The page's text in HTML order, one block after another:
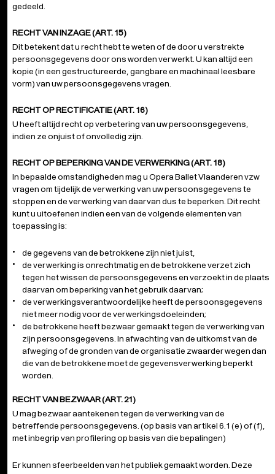
gedeeld.
RECHT VAN INZAGE (ART. 15)
Dit betekent dat u recht hebt te weten of de door u verstrekte
persoonsgegevens door ons worden verwerkt. U kan altijd een
kopie (in een gestructureerde, gangbare en machinaal leesbare
vorm) van uw persoonsgegevens vragen.
RECHT OP RECTIFICATIE (ART. 16)
U heeft altijd recht op verbetering van uw persoonsgegevens,
indien ze onjuist of onvolledig zijn.
RECHT OP BEPERKING VAN DE VERWERKING (ART. 18)
In bepaalde omstandigheden mag u Opera Ballet Vlaanderen vzw
vragen om tijdelijk de verwerking van uw persoonsgegevens te
stoppen en de verwerking van daarvan dus te beperken. Dit recht
kunt u uitoefenen indien een van de volgende elementen van
toepassing is:
de gegevens van de betrokkene zijn niet juist,
de verwerking is onrechtmatig en de betrokkene verzet zich
tegen het wissen de persoonsgegevens en verzoekt in de plaats
daarvan om beperking van het gebruik daarvan;
de verwerkingsverantwoordelijke heeft de persoonsgegevens
niet meer nodig voor de verwerkingsdoeleinden;
de betrokkene heeft bezwaar gemaakt tegen de verwerking van
zijn persoonsgegevens. In afwachting van de uitkomst van de
afweging of de gronden van de organisatie zwaarder wegen dan
die van de betrokkene moet de gegevensverwerking beperkt
worden.
RECHT VAN BEZWAAR (ART. 21)
U mag bezwaar aantekenen tegen de verwerking van de
betreffende persoonsgegevens. (op basis van artikel 6.1 (e) of (f),
met inbegrip van profilering op basis van die bepalingen)
Er kunnen sfeerbeelden van het publiek gemaakt worden. Deze